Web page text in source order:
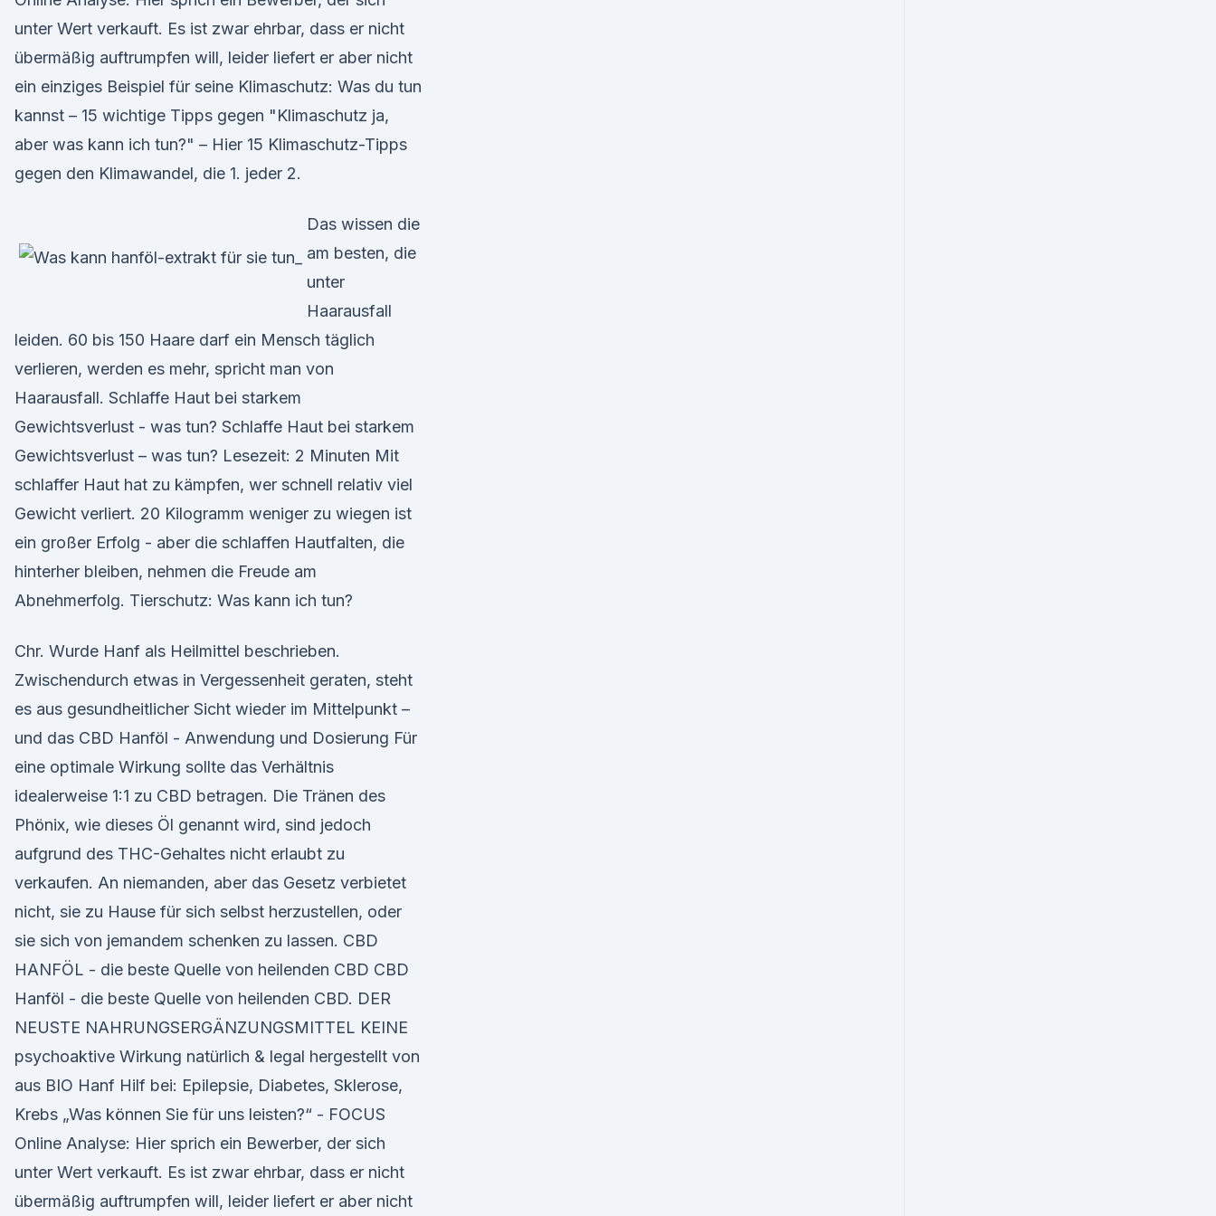
unter Wert verkauft. Es ist zwar ehrbar, dass er nicht
übermäßig auftrumpfen will, leider liefert er aber nicht
ein einziges Beispiel für seine Klimaschutz: Was du tun
kannst – 15 wichtige Tipps gegen "Klimaschutz ja,
aber was kann ich tun?" – Hier 15 Klimaschutz-Tipps
gegen den Klimawandel, die 1. jeder 2.
Das wissen die
am besten, die
unter
Haarausfall
leiden. 60 bis 150 Haare darf ein Mensch täglich
verlieren, werden es mehr, spricht man von
Haarausfall. Schlaffe Haut bei starkem
Gewichtsverlust - was tun? Schlaffe Haut bei starkem
Gewichtsverlust – was tun? Lesezeit: 2 Minuten Mit
schlaffer Haut hat zu kämpfen, wer schnell relativ viel
Gewicht verliert. 20 Kilogramm weniger zu wiegen ist
ein großer Erfolg - aber die schlaffen Hautfalten, die
hinterher bleiben, nehmen die Freude am
Abnehmerfolg. Tierschutz: Was kann ich tun?
Chr. Wurde Hanf als Heilmittel beschrieben.
Zwischendurch etwas in Vergessenheit geraten, steht
es aus gesundheitlicher Sicht wieder im Mittelpunkt –
und das CBD Hanföl - Anwendung und Dosierung Für
eine optimale Wirkung sollte das Verhältnis
idealerweise 1:1 zu CBD betragen. Die Tränen des
Phönix, wie dieses Öl genannt wird, sind jedoch
aufgrund des THC-Gehaltes nicht erlaubt zu
verkaufen. An niemanden, aber das Gesetz verbietet
nicht, sie zu Hause für sich selbst herzustellen, oder
sie sich von jemandem schenken zu lassen. CBD
HANFÖL - die beste Quelle von heilenden CBD CBD
Hanföl - die beste Quelle von heilenden CBD. DER
NEUSTE NAHRUNGSERGÄNZUNGSMITTEL KEINE
psychoaktive Wirkung natürlich & legal hergestellt von
aus BIO Hanf Hilf bei: Epilepsie, Diabetes, Sklerose,
Krebs „Was können Sie für uns leisten?“ - FOCUS
Online Analyse: Hier sprich ein Bewerber, der sich
unter Wert verkauft. Es ist zwar ehrbar, dass er nicht
übermäßig auftrumpfen will, leider liefert er aber nicht